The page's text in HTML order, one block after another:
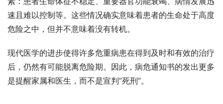
速且难以控制等。这些情况确实意味着患者的生命处于高度
危险之中，但并不意味着没有转机。
现代医学的进步使得许多危重病患在得到及时和有效的治疗
后，仍然有可能脱离危险期。因此，病危通知书的发出更多
是提醒家属和医生，而不是宣判“死刑”。